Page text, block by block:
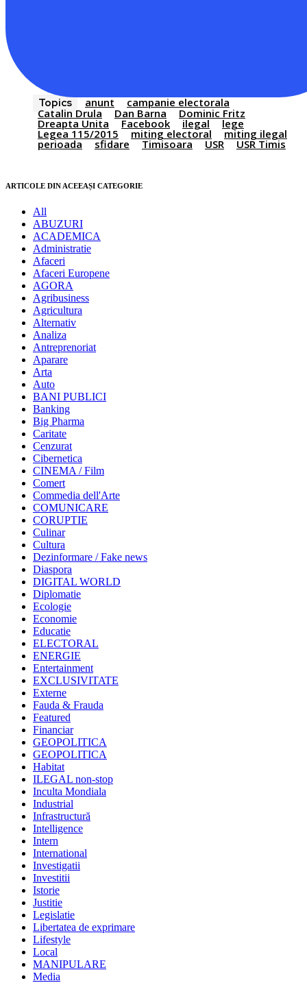
Topics anunt
campanie electorala
Catalin Drula
Dan Barna Dominic Fritz
Dreapta Unita Facebook ilegal lege
Legea 115/2015 miting electoral miting ilegal
perioada sfidare Timisoara USR USR Timis
ARTICOLE DIN ACEEAȘI CATEGORIE
All
ABUZURI
ACADEMICA
Administratie
Afaceri
Afaceri Europene
AGORA
Agribusiness
Agricultura
Alternativ
Analiza
Antreprenoriat
Aparare
Arta
Auto
BANI PUBLICI
Banking
Big Pharma
Caritate
Cenzurat
Cibernetica
CINEMA / Film
Comert
Commedia dell'Arte
COMUNICARE
CORUPTIE
Culinar
Cultura
Dezinformare / Fake news
Diaspora
DIGITAL WORLD
Diplomatie
Ecologie
Economie
Educatie
ELECTORAL
ENERGIE
Entertainment
EXCLUSIVITATE
Externe
Fauda & Frauda
Featured
Financiar
GEOPOLITICA
GEOPOLITICA
Habitat
ILEGAL non-stop
Inculta Mondiala
Industrial
Infrastructură
Intelligence
Intern
International
Investigatii
Investitii
Istorie
Justitie
Legislatie
Libertatea de exprimare
Lifestyle
Local
MANIPULARE
Media